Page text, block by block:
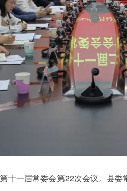
十一届常委会第22次会议。县